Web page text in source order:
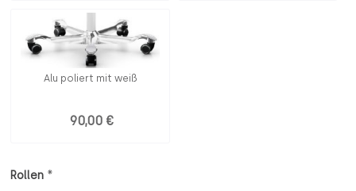
Alu poliert mit weiß
90,00 €
Rollen *